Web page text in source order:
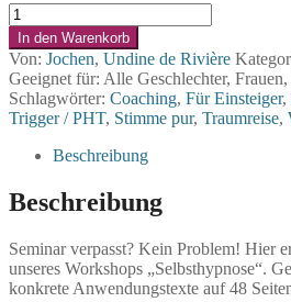
Skript
(Nicht
nur
erotische)
Selbsthypnose
-
plus
Trainings-
Menge
In den Warenkorb
Von: Jochen, Undine de Rivière
Geeignet für: Alle Geschlechter, Frauen,
Schlagwörter: Coaching, Für Einsteiger,
Trigger / PHT, Stimme pur, Traumreise,
Beschreibung
Beschreibung
Seminar verpasst? Kein Problem! Hier
unseres Workshops „Selbsthypnose“.
konkrete Anwendungstexte auf 48